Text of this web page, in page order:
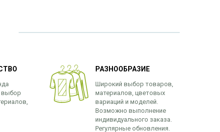
выбор
РАЗНООБРАЗИЕ
Широкий выбор товаров,
материалов, цветовых
вариаций и моделей.
Возможно выполнение
индивидуального заказа.
Регулярные обновления.